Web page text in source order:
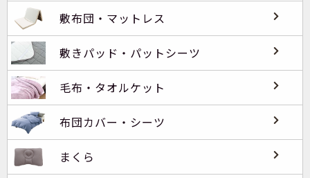
敷布団・マットレス
敷きパッド・パットシーツ
毛布・タオルケット
布団カバー・シーツ
まくら